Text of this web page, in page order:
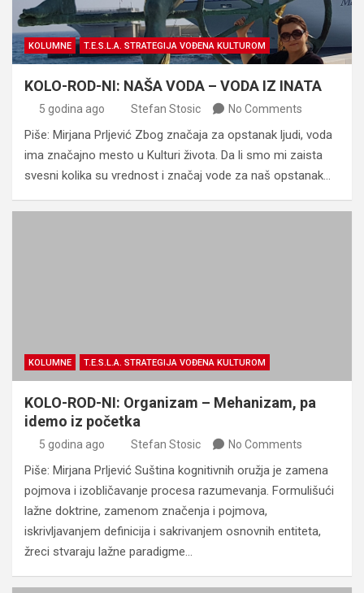
KOLUMNE T.E.S.L.A. STRATEGIJA VOĐENA KULTUROM
KOLO-ROD-NI: NAŠA VODA – VODA IZ INATA
5 godina ago Stefan Stosic No Comments
Piše: Mirjana Prljević Zbog značaja za opstanak ljudi, voda
ima značajno mesto u Kulturi života. Da li smo mi zaista
svesni kolika su vrednost i značaj vode za naš opstanak…
KOLUMNE T.E.S.L.A. STRATEGIJA VOĐENA KULTUROM
KOLO-ROD-NI: Organizam – Mehanizam, pa
idemo iz početka
5 godina ago Stefan Stosic No Comments
Piše: Mirjana Prljević Suština kognitivnih oružja je zamena
pojmova i izobličavanje procesa razumevanja. Formulišući
lažne doktrine, zamenom značenja i pojmova,
iskrivljavanjem definicija i sakrivanjem osnovnih entiteta,
žreci stvaraju lažne paradigme…